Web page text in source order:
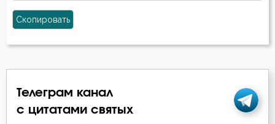
Скопировать
Телеграм канал
с цитатами святых